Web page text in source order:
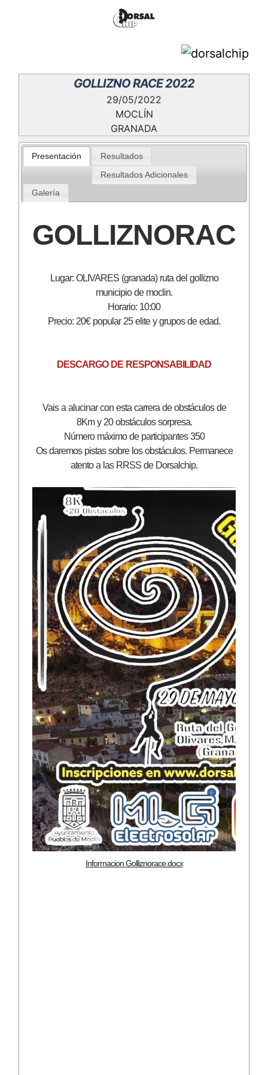
GOLLIZNO RACE 2022
29/05/2022
MOCLÍN
GRANADA
Presentación Resultados
Resultados Adicionales
Galería
GOLLIZNORACE
Lugar: OLIVARES (granada) ruta del gollizno
municipio de moclin.
Horario: 10:00
Precio: 20€ popular 25 elite y grupos de edad.
DESCARGO DE RESPONSABILIDAD
Vais a alucinar con esta carrera de obstáculos de
8Km y 20 obstáculos sorpresa.
Número máximo de participantes 350
Os daremos pistas sobre los obstáculos. Permanece
atento a las RRSS de Dorsalchip.
Informacion Golliznorace.docx